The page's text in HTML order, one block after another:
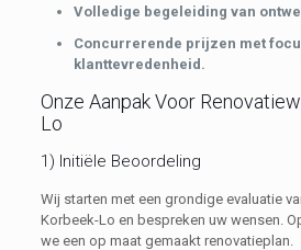
Volledige begeleiding van
Concurrerende prijzen met
klanttevredenheid.
Onze Aanpak Voor
Lo
1) Initiële Beoordeling
Wij starten met een grondige evaluatie
Korbeek-Lo en bespreken uw wensen.
we een op maat gemaakt renovatieplan.